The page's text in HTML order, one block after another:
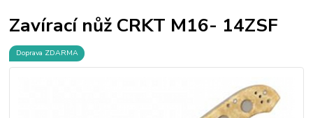
Zavírací nůž CRKT M16- 14ZSF
Doprava ZDARMA